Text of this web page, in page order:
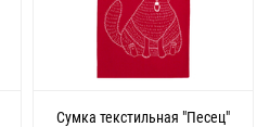
Сумка текстильная "Песец"